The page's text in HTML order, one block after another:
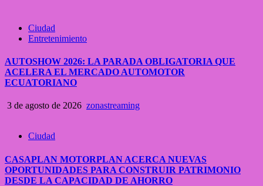
Ciudad
Entretenimiento
AUTOSHOW 2026: LA PARADA OBLIGATORIA QUE
ACELERA EL MERCADO AUTOMOTOR
ECUATORIANO
3 de agosto de 2026 zonastreaming
Ciudad
CASAPLAN MOTORPLAN ACERCA NUEVAS
OPORTUNIDADES PARA CONSTRUIR PATRIMONIO
DESDE LA CAPACIDAD DE AHORRO